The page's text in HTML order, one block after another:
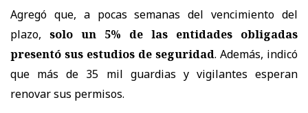
Agregó que, a pocas semanas del vencimiento del
plazo, solo un 5% de las entidades obligadas
presentó sus estudios de seguridad. Además, indicó
que más de 35 mil guardias y vigilantes esperan
renovar sus permisos.